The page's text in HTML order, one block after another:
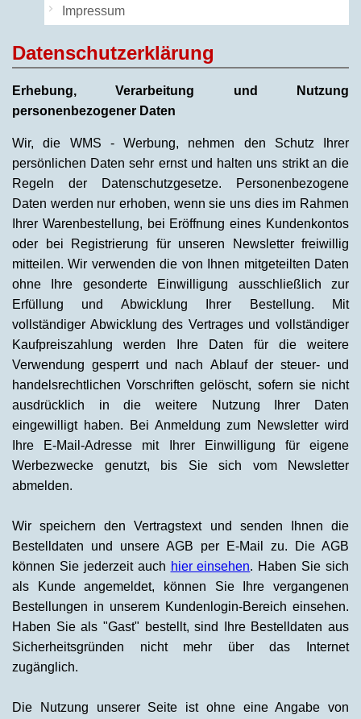
Impressum
Datenschutzerklärung
Erhebung, Verarbeitung und Nutzung
personenbezogener Daten
Wir, die WMS - Werbung, nehmen den Schutz Ihrer
persönlichen Daten sehr ernst und halten uns strikt an die
Regeln der Datenschutzgesetze. Personenbezogene
Daten werden nur erhoben, wenn sie uns dies im Rahmen
Ihrer Warenbestellung, bei Eröffnung eines Kundenkontos
oder bei Registrierung für unseren Newsletter freiwillig
mitteilen. Wir verwenden die von Ihnen mitgeteilten Daten
ohne Ihre gesonderte Einwilligung ausschließlich zur
Erfüllung und Abwicklung Ihrer Bestellung. Mit
vollständiger Abwicklung des Vertrages und vollständiger
Kaufpreiszahlung werden Ihre Daten für die weitere
Verwendung gesperrt und nach Ablauf der steuer- und
handelsrechtlichen Vorschriften gelöscht, sofern sie nicht
ausdrücklich in die weitere Nutzung Ihrer Daten
eingewilligt haben. Bei Anmeldung zum Newsletter wird
Ihre E-Mail-Adresse mit Ihrer Einwilligung für eigene
Werbezwecke genutzt, bis Sie sich vom Newsletter
abmelden.
Wir speichern den Vertragstext und senden Ihnen die
Bestelldaten und unsere AGB per E-Mail zu. Die AGB
können Sie jederzeit auch hier einsehen. Haben Sie sich
als Kunde angemeldet, können Sie Ihre vergangenen
Bestellungen in unserem Kundenlogin-Bereich einsehen.
Haben Sie als "Gast" bestellt, sind Ihre Bestelldaten aus
Sicherheitsgründen nicht mehr über das Internet
zugänglich.
Die Nutzung unserer Seite ist ohne eine Angabe von